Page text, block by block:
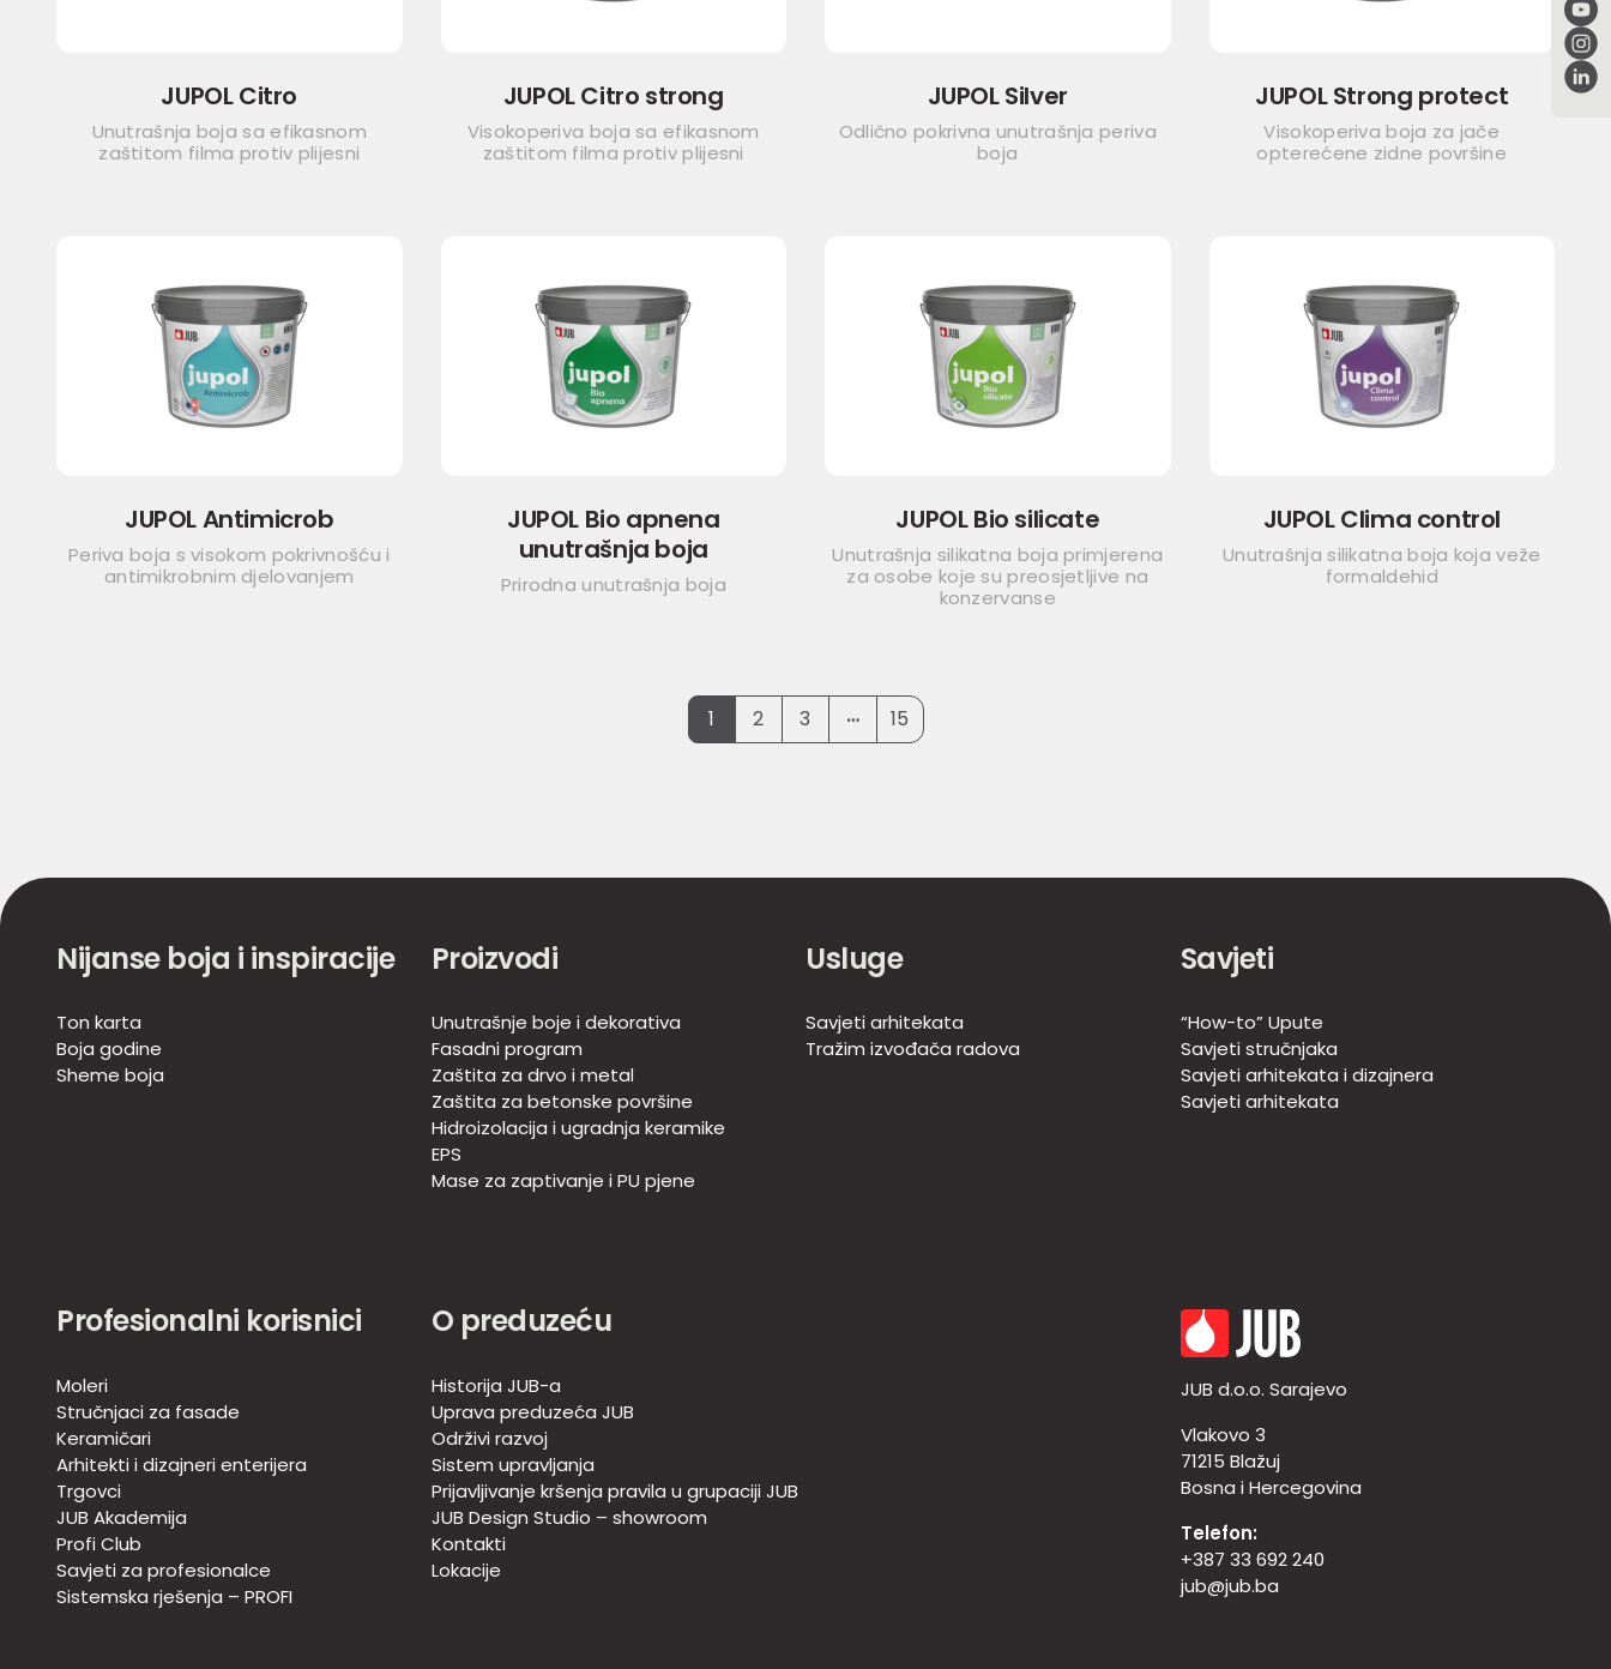
JUPOL Citro
Unutrašnja boja sa efikasnom
zaštitom filma protiv plijesni
JUPOL Citro strong
Visokoperiva boja sa efikasnom
zaštitom filma protiv plijesni
JUPOL Silver
Odlično pokrivna unutrašnja periva
boja
JUPOL Strong protect
Visokoperiva boja za jače
opterećene zidne površine
JUPOL Antimicrob
Periva boja s visokom pokrivnošću i
antimikrobnim djelovanjem
JUPOL Bio apnena
unutrašnja boja
Prirodna unutrašnja boja
JUPOL Bio silicate
Unutrašnja silikatna boja primjerena
za osobe koje su preosjetljive na
konzervanse
JUPOL Clima control
Unutrašnja silikatna boja koja veže
formaldehid
1 2 3 … 15
Nijanse boja i inspiracije
Ton karta
Boja godine
Sheme boja
Proizvodi
Unutrašnje boje i dekorativa
Fasadni program
Zaštita za drvo i metal
Zaštita za betonske površine
Hidroizolacija i ugradnja keramike
EPS
Mase za zaptivanje i PU pjene
Usluge
Savjeti arhitekata
Tražim izvođača radova
Savjeti
“How-to” Upute
Savjeti stručnjaka
Savjeti arhitekata i dizajnera
Savjeti arhitekata
Profesionalni korisnici
Moleri
Stručnjaci za fasade
Keramičari
Arhitekti i dizajneri enterijera
Trgovci
JUB Akademija
Profi Club
Savjeti za profesionalce
Sistemska rješenja – PROFI
O preduzeću
Historija JUB-a
Uprava preduzeća JUB
Održivi razvoj
Sistem upravljanja
Prijavljivanje kršenja pravila u grupaciji JUB
JUB Design Studio – showroom
Kontakti
Lokacije
JUB d.o.o. Sarajevo
Vlakovo 3
71215 Blažuj
Bosna i Hercegovina
Telefon:
+387 33 692 240
jub@jub.ba